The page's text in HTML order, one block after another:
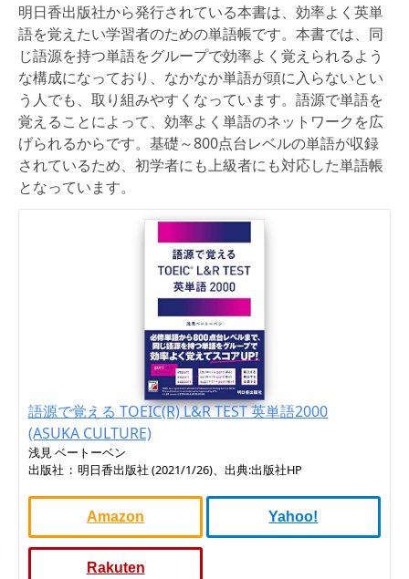
明日香出版社から発行されている本書は、効率よく英単
語を覚えたい学習者のための単語帳です。本書では、同
じ語源を持つ単語をグループで効率よく覚えられるよう
な構成になっており、なかなか単語が頭に入らないとい
う人でも、取り組みやすくなっています。語源で単語を
覚えることによって、効率よく単語のネットワークを広
げられるからです。基礎～800点台レベルの単語が収録
されているため、初学者にも上級者にも対応した単語帳
となっています。
語源で覚える TOEIC(R) L&R TEST 英単語2000
(ASUKA CULTURE)
浅見 ベートーベン
出版社 ‏ : ‎ 明日香出版社 (2021/1/26)、出典:出版社HP
Amazon Yahoo!
Rakuten